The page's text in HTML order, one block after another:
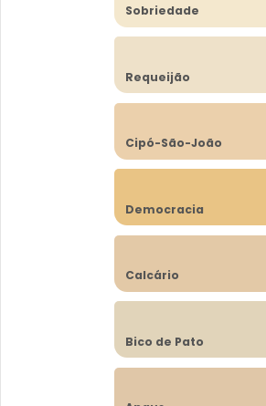
Sobriedade
Requeijão
Cipó-São-João
Democracia
Calcário
Bico de Pato